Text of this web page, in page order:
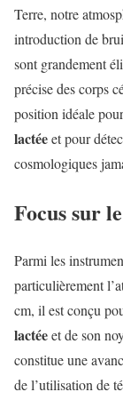
Terre, notre
introduction de
sont grandement
précise des corps
position idéale
lactéeet pour
cosmologiques
Focus sur
Parmi les
particulièrement
cm, il est conçu
lactéeet de son
constitue une
de l’utilisation de